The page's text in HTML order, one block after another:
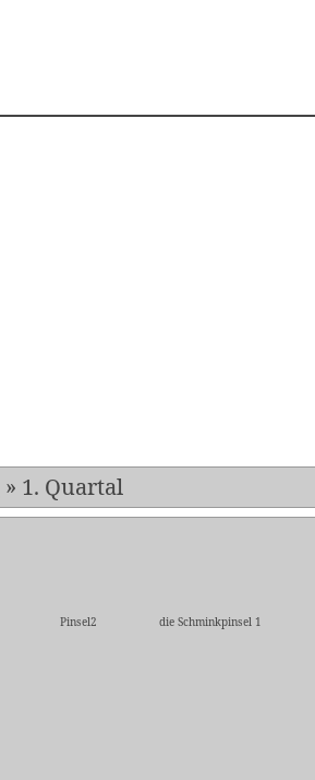
» 1. Quartal
Pinsel2
die Schminkpinsel 1